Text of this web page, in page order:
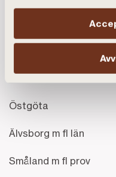
Östgöta
Älvsborg m fl
Småland m fl